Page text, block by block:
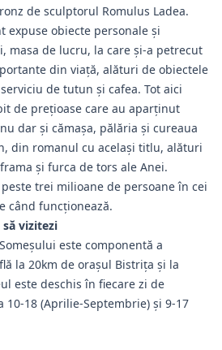
de sculptorul Romulus Ladea.
obiecte personale şi
masa de lucru, la care şi-a petrecut
din viaţă, alături de obiectele
de tutun şi cafea. Tot aici
de prețioase care au aparținut
dar și cămaşa, pălăria şi cureaua
din romanul cu acelaşi titlu, alături
şi furca de tors ale Anei.
trei milioane de persoane în cei
când funcționează.
vizitezi
este componentă a
la 20km de orașul Bistrița și la
este deschis în fiecare zi de
18 (Aprilie-Septembrie) și 9-17